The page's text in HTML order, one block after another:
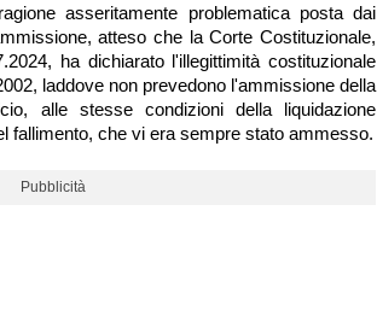
asseritamente problematica posta dai
atteso che la Corte Costituzionale,
ha dichiarato l'illegittimità costituzionale
laddove non prevedono l'ammissione della
alle stesse condizioni della liquidazione
fallimento, che vi era sempre stato ammesso.
Pubblicità